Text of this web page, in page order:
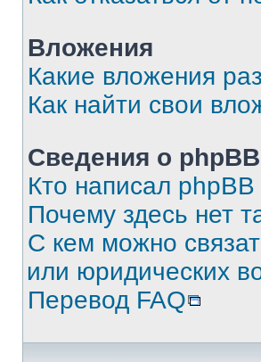
Вложения
Какие вложения
Как найти свои
Сведения о
Кто написал phpBB
Почему здесь нет
С кем можно
или юридических
Перевод FAQ